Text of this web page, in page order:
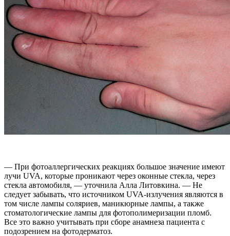
— При фотоаллергических реакциях большое значение имеют
лучи UVA, которые проникают через оконные стекла, через
стекла автомобиля, — уточнила Алла Литовкина. — Не
следует забывать, что источником UVA-излучения являются в
том числе лампы соляриев, маникюрные лампы, а также
стоматологические лампы для фотополимеризации пломб.
Все это важно учитывать при сборе анамнеза пациента с
подозрением на фотодерматоз.